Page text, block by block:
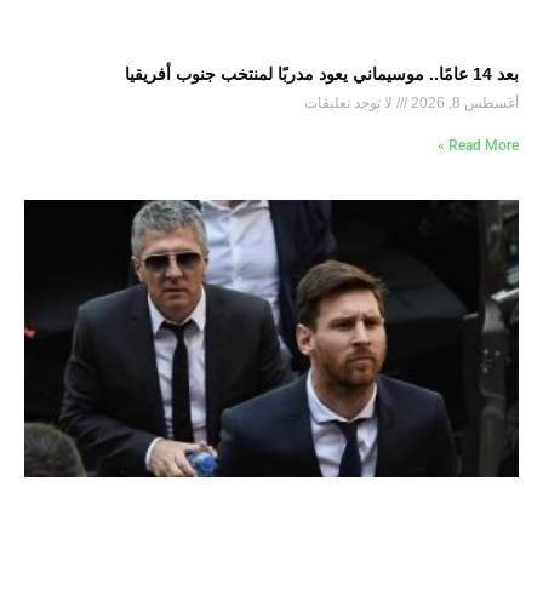
بعد 14 عامًا.. موسيماني يعود مدربًا لمنتخب جنوب أفريقيا
أغسطس 8, 2026 لا توجد تعليقات
Read More »